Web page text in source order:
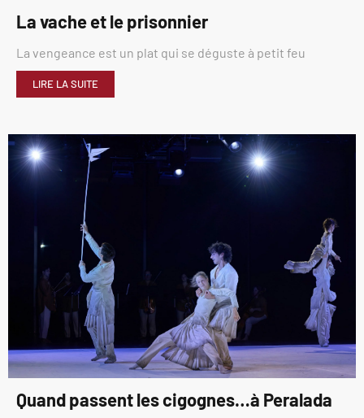
La vache et le prisonnier
La vengeance est un plat qui se déguste à petit feu
LIRE LA SUITE
Quand passent les cigognes…à Peralada